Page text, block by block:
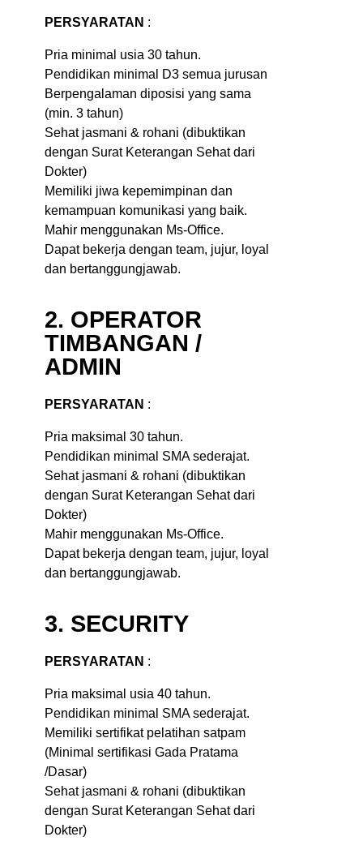
PERSYARATAN :
Pria minimal usia 30 tahun.
Pendidikan minimal D3 semua jurusan
Berpengalaman diposisi yang sama
(min. 3 tahun)
Sehat jasmani & rohani (dibuktikan
dengan Surat Keterangan Sehat dari
Dokter)
Memiliki jiwa kepemimpinan dan
kemampuan komunikasi yang baik.
Mahir menggunakan Ms-Office.
Dapat bekerja dengan team, jujur, loyal
dan bertanggungjawab.
2. OPERATOR
TIMBANGAN /
ADMIN
PERSYARATAN :
Pria maksimal 30 tahun.
Pendidikan minimal SMA sederajat.
Sehat jasmani & rohani (dibuktikan
dengan Surat Keterangan Sehat dari
Dokter)
Mahir menggunakan Ms-Office.
Dapat bekerja dengan team, jujur, loyal
dan bertanggungjawab.
3. SECURITY
PERSYARATAN :
Pria maksimal usia 40 tahun.
Pendidikan minimal SMA sederajat.
Memiliki sertifikat pelatihan satpam
(Minimal sertifikasi Gada Pratama
/Dasar)
Sehat jasmani & rohani (dibuktikan
dengan Surat Keterangan Sehat dari
Dokter)